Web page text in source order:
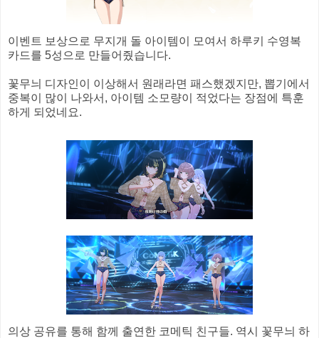
이벤트 보상으로 무지개 돌 아이템이 모여서 하루키 수영복
카드를 5성으로 만들어줬습니다.
꽃무늬 디자인이 이상해서 원래라면 패스했겠지만, 뽑기에서
중복이 많이 나와서, 아이템 소모량이 적었다는 장점에 특훈
하게 되었네요.
의상 공유를 통해 함께 출연한 코메틱 친구들. 역시 꽃무늬 하